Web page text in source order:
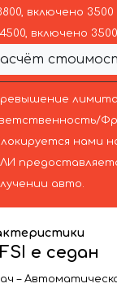
включено 3500
включено
нами
авто.
e седан
–